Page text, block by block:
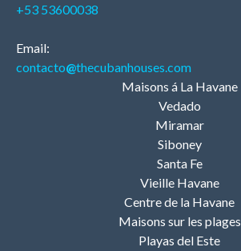
+53 53600038
Email:
contacto@thecubanhouses.com
Maisons á La Havane
Vedado
Miramar
Siboney
Santa Fe
Vieille Havane
Centre de la Havane
Maisons sur les plages
Playas del Este